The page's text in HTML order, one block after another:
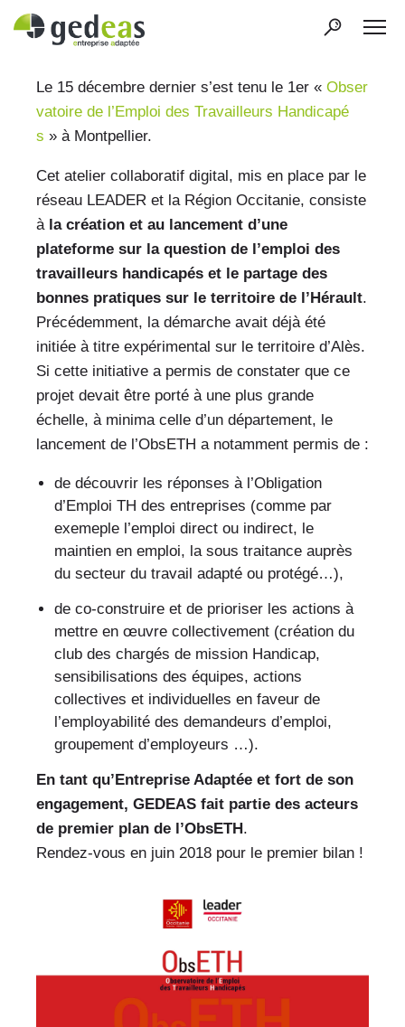
Le 15 décembre dernier s’est tenu le 1er « Obser
vatoire de l’Emploi des Travailleurs Handicapé
s » à Montpellier.
Cet atelier collaboratif digital, mis en place par le
réseau LEADER et la Région Occitanie, consiste
à la création et au lancement d’une
plateforme sur la question de l’emploi des
travailleurs handicapés et le partage des
bonnes pratiques sur le territoire de l’Hérault.
Précédemment, la démarche avait déjà été
initiée à titre expérimental sur le territoire d’Alès.
Si cette initiative a permis de constater que ce
projet devait être porté à une plus grande
échelle, à minima celle d’un département, le
lancement de l’ObsETH a notamment permis de :
de découvrir les réponses à l’Obligation
d’Emploi TH des entreprises (comme par
exemeple l’emploi direct ou indirect, le
maintien en emploi, la sous traitance auprès
du secteur du travail adapté ou protégé…),
de co-construire et de prioriser les actions à
mettre en œuvre collectivement (création du
club des chargés de mission Handicap,
sensibilisations des équipes, actions
collectives et individuelles en faveur de
l’employabilité des demandeurs d’emploi,
groupement d’employeurs …).
En tant qu’Entreprise Adaptée et fort de son
engagement, GEDEAS fait partie des acteurs
de premier plan de l’ObsETH .
Rendez-vous en juin 2018 pour le premier bilan !